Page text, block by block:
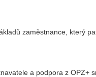
zaměstnance, který
a podpora z OPZ+